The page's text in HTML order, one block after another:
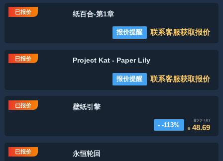
已报价 纸百合-第1章
报价提醒 联系客服获取报价
已报价 Project Kat - Paper Lily
报价提醒 联系客服获取报价
已报价 壁纸引擎
- -113%
¥22.90
¥48.69
已报价 永恒轮回